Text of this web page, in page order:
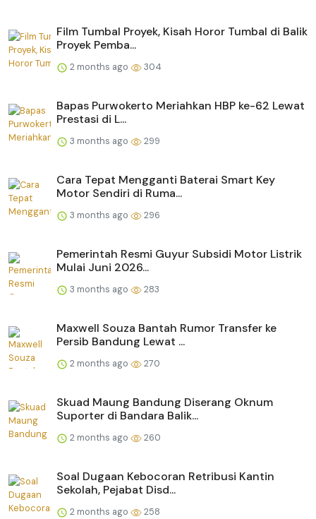
Film Tumbal Proyek, Kisah Horor Tumbal di Balik
Proyek Pemba...
2 months ago 304
Bapas Purwokerto Meriahkan HBP ke-62 Lewat
Prestasi di L...
3 months ago 299
Cara Tepat Mengganti Baterai Smart Key
Motor Sendiri di Ruma...
3 months ago 296
Pemerintah Resmi Guyur Subsidi Motor Listrik
Mulai Juni 2026...
3 months ago 283
Maxwell Souza Bantah Rumor Transfer ke
Persib Bandung Lewat ...
2 months ago 270
Skuad Maung Bandung Diserang Oknum
Suporter di Bandara Balik...
2 months ago 260
Soal Dugaan Kebocoran Retribusi Kantin
Sekolah, Pejabat Disd...
2 months ago 258